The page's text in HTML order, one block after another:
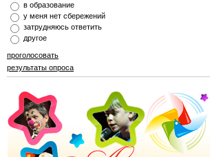
в образование
у меня нет сбережений
затрудняюсь ответить
другое
проголосовать
результаты опроса